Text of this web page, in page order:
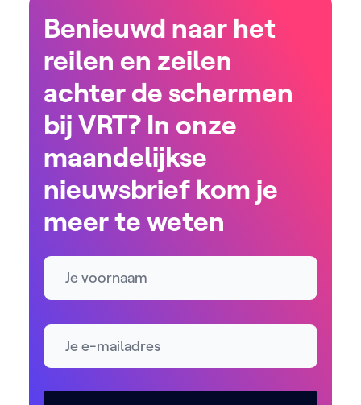
Benieuwd naar het
reilen en zeilen
achter de schermen
bij VRT? In onze
maandelijkse
nieuwsbrief kom je
meer te weten
Naam
E-mailadres *